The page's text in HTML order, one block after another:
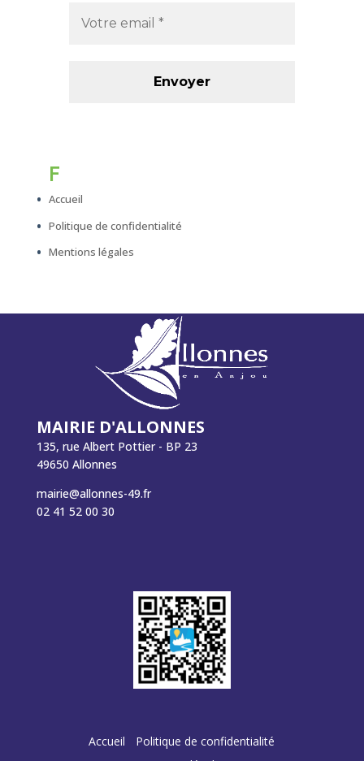
F
Accueil
Politique de confidentialité
Mentions légales
MAIRIE D'ALLONNES
135, rue Albert Pottier - BP 23
49650 Allonnes
mairie@allonnes-49.fr
02 41 52 00 30
Accueil
Politique de confidentialité